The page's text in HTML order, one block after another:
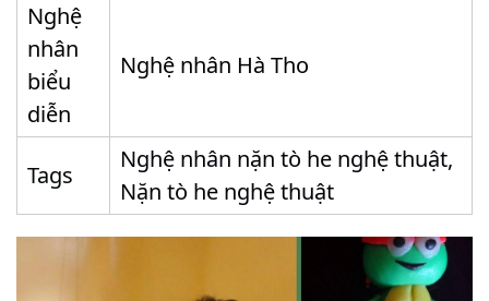
Nghệ
nhân
biểu
diễn
Nghệ nhân Hà Tho
Tags
Nghệ nhân nặn tò he nghệ thuật,
Nặn tò he nghệ thuật